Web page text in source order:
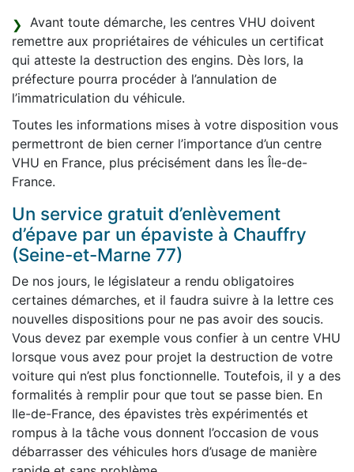
Avant toute démarche, les centres VHU doivent
remettre aux propriétaires de véhicules un certificat
qui atteste la destruction des engins. Dès lors, la
préfecture pourra procéder à l’annulation de
l’immatriculation du véhicule.
Toutes les informations mises à votre disposition vous
permettront de bien cerner l’importance d’un centre
VHU en France, plus précisément dans les Île-de-
France.
Un service gratuit d’enlèvement
d’épave par un épaviste à Chauffry
(Seine-et-Marne 77)
De nos jours, le législateur a rendu obligatoires
certaines démarches, et il faudra suivre à la lettre ces
nouvelles dispositions pour ne pas avoir des soucis.
Vous devez par exemple vous confier à un centre VHU
lorsque vous avez pour projet la destruction de votre
voiture qui n’est plus fonctionnelle. Toutefois, il y a des
formalités à remplir pour que tout se passe bien. En
Ile-de-France, des épavistes très expérimentés et
rompus à la tâche vous donnent l’occasion de vous
débarrasser des véhicules hors d’usage de manière